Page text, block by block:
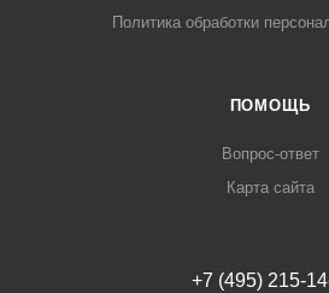
Политика обработки
ПОМОЩЬ
Вопрос-ответ
Карта сайта
+7 (495) 215-